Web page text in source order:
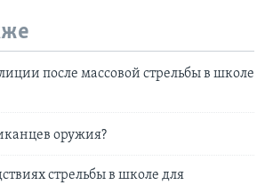
после массовой стрельбы в школе
оружия?
стрельбы в школе для